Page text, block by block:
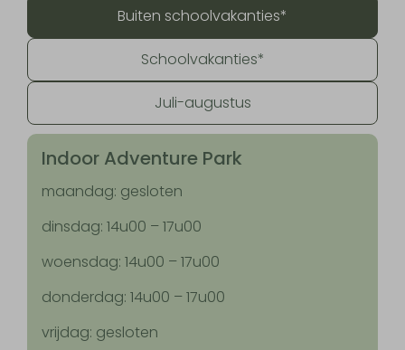
Buiten schoolvakanties*
Schoolvakanties*
Juli-augustus
Indoor Adventure Park
maandag: gesloten
dinsdag: 14u00 – 17u00
woensdag: 14u00 – 17u00
donderdag: 14u00 – 17u00
vrijdag: gesloten